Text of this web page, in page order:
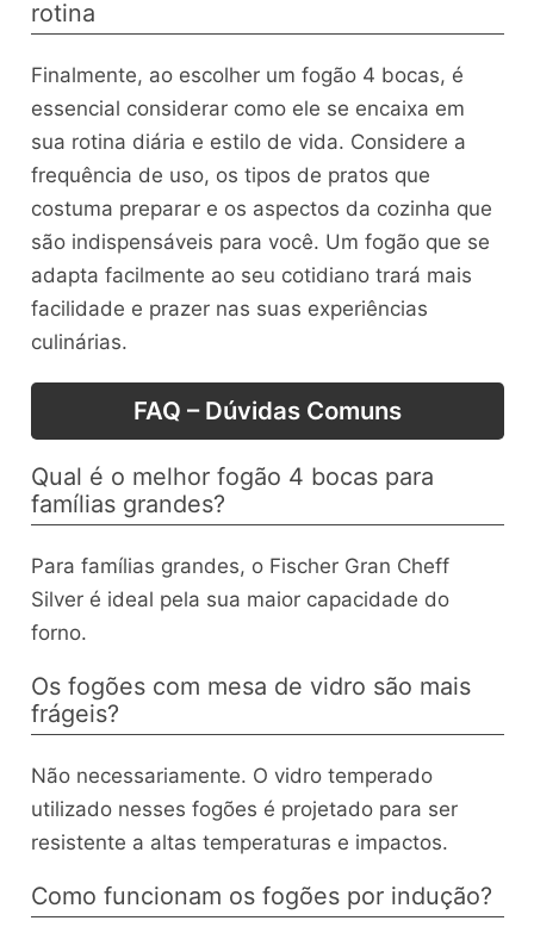
rotina
Finalmente, ao escolher um fogão 4 bocas, é
essencial considerar como ele se encaixa em
sua rotina diária e estilo de vida. Considere a
frequência de uso, os tipos de pratos que
costuma preparar e os aspectos da cozinha que
são indispensáveis para você. Um fogão que se
adapta facilmente ao seu cotidiano trará mais
facilidade e prazer nas suas experiências
culinárias.
FAQ – Dúvidas Comuns
Qual é o melhor fogão 4 bocas para
famílias grandes?
Para famílias grandes, o Fischer Gran Cheff
Silver é ideal pela sua maior capacidade do
forno.
Os fogões com mesa de vidro são mais
frágeis?
Não necessariamente. O vidro temperado
utilizado nesses fogões é projetado para ser
resistente a altas temperaturas e impactos.
Como funcionam os fogões por indução?